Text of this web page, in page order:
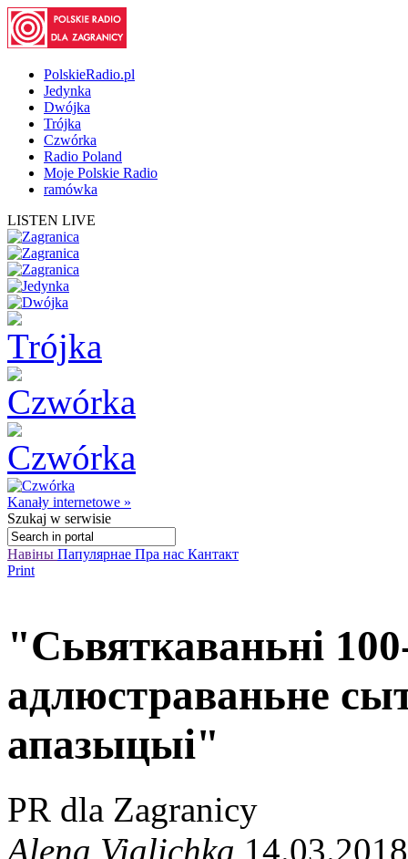
PolskieRadio.pl
Jedynka
Dwójka
Trójka
Czwórka
Radio Poland
Moje Polskie Radio
ramówka
LISTEN LIVE
Kanały internetowe »
Szukaj w serwisie
Навіны Папулярнае Пра нас Кантакт
Print
"Сьвяткаваньні
адлюстраваньне
апазыцыі"
PR dla Zagranicy
Alena Vialichka